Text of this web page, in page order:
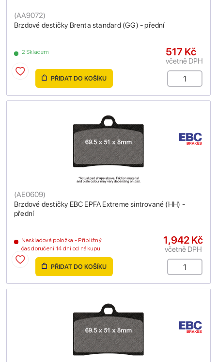
Brzdové destičky Brenta standard (GG) - přední
(AA9072)
2 Skladem 517 Kč
včetně DPH
PŘIDAT DO KOŠÍKU
Brzdové destičky EBC EPFA Extreme sintrované (HH) -
přední
(AE0609)
Neskladová položka - Přibližný
čas doručení 14 dní od nákupu
1,942 Kč
včetně DPH
PŘIDAT DO KOŠÍKU